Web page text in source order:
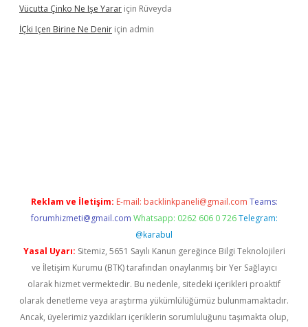
Vücutta Çinko Ne Işe Yarar için Rüveyda
İÇki Içen Birine Ne Denir için admin
Reklam ve İletişim: E-mail: backlinkpaneli@gmail.com Teams:
forumhizmeti@gmail.com Whatsapp: 0262 606 0 726 Telegram:
@karabul
Yasal Uyarı: Sitemiz, 5651 Sayılı Kanun gereğince Bilgi Teknolojileri
ve İletişim Kurumu (BTK) tarafından onaylanmış bir Yer Sağlayıcı
olarak hizmet vermektedir. Bu nedenle, sitedeki içerikleri proaktif
olarak denetleme veya araştırma yükümlülüğümüz bulunmamaktadır.
Ancak, üyelerimiz yazdıkları içeriklerin sorumluluğunu taşımakta olup,